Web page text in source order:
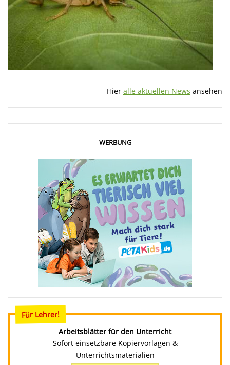
Hier alle aktuellen News ansehen
WERBUNG
Für Lehrer!
Arbeitsblätter für den Unterricht
Sofort einsetzbare Kopiervorlagen &
Unterrichtsmaterialien